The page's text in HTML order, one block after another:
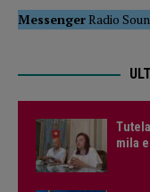
MessengerRadio
mila